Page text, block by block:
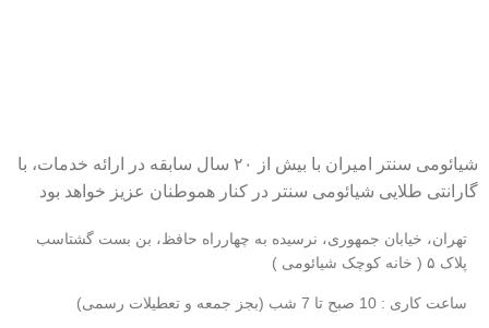
شیائومی سنتر امیران با بیش از ۲۰ سال سابقه در ارائه خدمات، با
گارانتی طلایی شیائومی سنتر در کنار هموطنان عزیز خواهد بود
تهران، خیابان جمهوری، نرسیده به چهارراه حافظ، بن بست گشتاسب
پلاک ۵ ( خانه کوچک شیائومی )
ساعت کاری : 10 صبح تا 7 شب (بجز جمعه و تعطیلات رسمی)